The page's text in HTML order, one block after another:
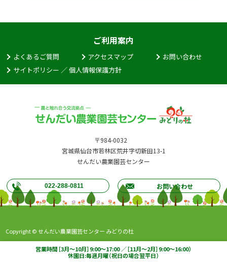
営業時間［3月～10月］9:00～17:00 ／［11月～2月］9:00～16:00）
休園日:毎週月曜（祝日の場合翌平日）
ご利用案内
よくあるご質問 アクセスマップ
お問い合わせ
サイトポリシー ／ 個人情報保護方針
〒984-0032
宮城県仙台市若林区荒井字切新田13-1
せんだい農業園芸センター
022-288-0811 お問い合わせ
Copyright © せんだい農業園芸センター みどりの杜